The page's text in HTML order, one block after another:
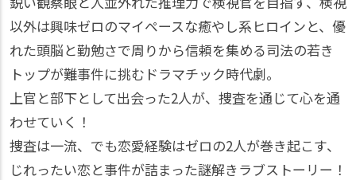
以外は興味ゼロのマイペースな癒やし系ヒロインと、優
れた頭脳と勤勉さで周りから信頼を集める司法の若き
トップが難事件に挑むドラマチック時代劇。
上官と部下として出会った2人が、捜査を通じて心を通
わせていく！
捜査は一流、でも恋愛経験はゼロの2人が巻き起こす、
じれったい恋と事件が詰まった謎解きラブストーリー！